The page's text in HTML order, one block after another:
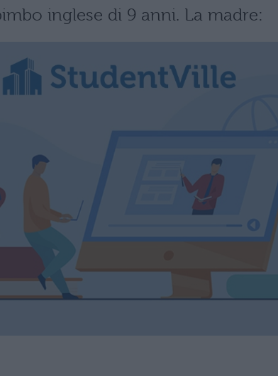
inglese di 9 anni. La madre: